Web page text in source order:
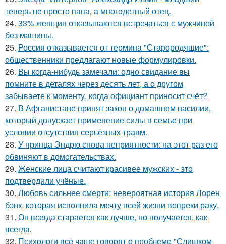
теперь не просто папа, а многодетный отец.
24. 33% женщин отказываются встречаться с мужчиной
без машины.
25. Россия отказывается от термина "Старородящие":
общественники предлагают новые формулировки.
26. Вы когда-нибудь замечали: одно свидание вы
помните в деталях через десять лет, а о другом
забываете к моменту, когда официант приносит счёт?
27. В Афганистане принят закон о домашнем насилии,
который допускает применение силы в семье при
условии отсутствия серьёзных травм.
28. У принца Эндрю снова неприятности: на этот раз его
обвиняют в домогательствах.
29. Женские лица считают красивее мужских - это
подтвердили учёные.
30. Любовь сильнее смерти: невероятная история Лорен
бэнк, которая исполнила мечту всей жизни вопреки раку.
31. Он всегда старается как лучше, но получается, как
всегда.
32. Психологи всё чаще говорят о проблеме "Слишком